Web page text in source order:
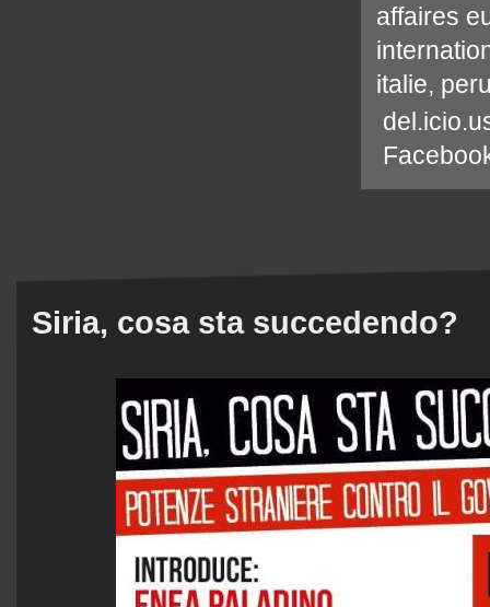
affaires
italie,
Siria, cosa sta succedendo?